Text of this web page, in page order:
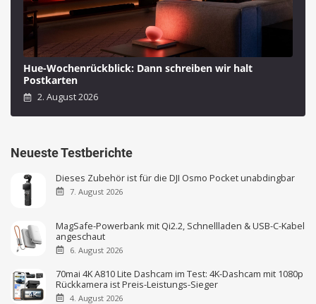
Hue-Wochenrückblick: Dann schreiben wir halt
Postkarten
2. August 2026
Neueste Testberichte
Dieses Zubehör ist für die DJI Osmo Pocket unabdingbar
7. August 2026
MagSafe-Powerbank mit Qi2.2, Schnellladen & USB-C-Kabel
angeschaut
6. August 2026
70mai 4K A810 Lite Dashcam im Test: 4K-Dashcam mit 1080p
Rückkamera ist Preis-Leistungs-Sieger
4. August 2026